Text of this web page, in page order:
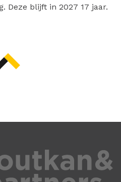
Deze blijft in 2027 17 jaar.